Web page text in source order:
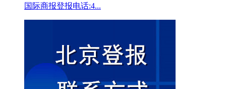
国际商报登报电话:4...